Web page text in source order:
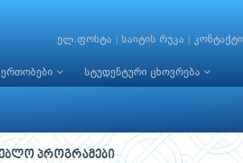
ელ.ფოსტა საიტის რუკა კონტაქტი
სტუდენტური ცხოვრება
პროგრამები